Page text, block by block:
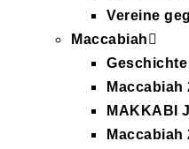
Vereine
Maccabiah
Maccabiah
MAKKABI
Maccabiah